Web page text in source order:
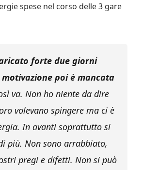
spese nel corso delle 3 gare
forte due giorni
poi è mancata
va. Non ho niente da dire
volevano spingere ma ci è
In avanti soprattutto si
più. Non sono arrabbiato,
pregi e difetti. Non si può